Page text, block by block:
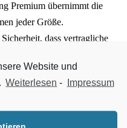
Premium übernimmt die
jeder Größe.
dass vertragliche
Sicherheit, sondern
selbst.
Website und
Weiterlesen - Impressum